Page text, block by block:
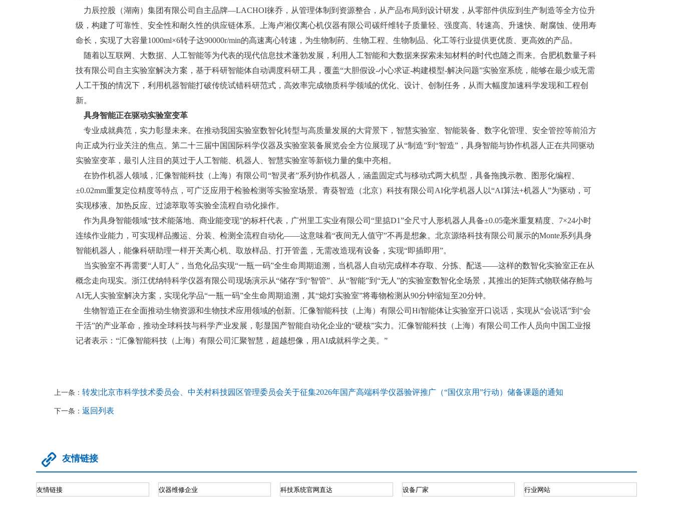
力辰控股（湖南）集团有限公司自主品牌—LACHOI徕乔，从管理体制到资源整合，从产品布局到设计研发，从零部件供应到生产制造等全方位升
级，构建了可靠性、安全性和耐久性的供应链体系。上海卢湘仪离心机仪器有限公司碳纤维转子质量轻、强度高、转速高、升速快、耐腐蚀、使用寿
命长，实现了大容量1000ml×6转子达90000r/min的高速离心转速，为生物制药、生物工程、生物制品、化工等行业提供更优质、更高效的产品。
随着以互联网、大数据、人工智能等为代表的现代信息技术蓬勃发展，利用人工智能和大数据来探索未知材料的时代也随之而来。合肥机数量子科
技有限公司自主实验室解决方案，基于科研智能体自动调度科研工具，覆盖“大胆假设-小心求证-构建模型-解决问题”实验室系统，能够在最少或无需
人工干预的情况下，利用机器智能打破传统试错科研范式，高效率完成物质科学领域的优化、设计、创制任务，从而大幅度加速科学发现和工程创
新。
具身智能正在驱动实验室变革
专业成就典范，实力彰显未来。在推动我国实验室数智化转型与高质量发展的大背景下，智慧实验室、智能装备、数字化管理、安全管控等前沿方
向正成为行业关注的焦点。第二十三届中国国际科学仪器及实验室装备展览会全方位展现了从“制造”到“智造”，具身智能与协作机器人正在共同驱动
实验室变革，最引人注目的莫过于人工智能、机器人、智慧实验室等新锐力量的集中亮相。
在协作机器人领域，汇像智能科技（上海）有限公司“智灵者”系列协作机器人，涵盖固定式与移动式两大机型，具备拖拽示教、图形化编程、
±0.02mm重复定位精度等特点，可广泛应用于检验检测等实验室场景。青葵智造（北京）科技有限公司AI化学机器人以“AI算法+机器人”为驱动，可
实现移液、加热反应、过滤萃取等实验全流程自动化操作。
作为具身智能领域“技术能落地、商业能变现”的标杆代表，广州里工实业有限公司“里掂D1”全尺寸人形机器人具备±0.05毫米重复精度、7×24小时
连续作业能力，可实现样品搬运、分装、检测全流程自动化——这意味着“夜间无人值守”不再是想象。北京源络科技有限公司展示的Monte系列具身
智能机器人，能像科研助理一样开关离心机、取放样品、打开管盖，无需改造现有设备，实现“即插即用”。
当实验室不再需要“人盯人”，当危化品实现“一瓶一码”全生命周期追溯，当机器人自动完成样本存取、分拣、配送——这样的数智化实验室正在从
概念走向现实。浙江优纳特科学仪器有限公司现场演示从“储存”到“智管”、从“智能”到“无人”的实验室数智化全场景，其推出的矩阵式物联储存舱与
AI无人实验室解决方案，实现化学品“一瓶一码”全生命周期追溯，其“熄灯实验室”将毒物检测从90分钟缩短至20分钟。
生物智造正在全面推动生物资源和生物技术应用领域的创新。汇像智能科技（上海）有限公司Hi智能体让实验室开口说话，实现从“会说话”到“会
干活”的产业革命，推动全球科技与科学产业发展，彰显国产智能自动化企业的“硬核”实力。汇像智能科技（上海）有限公司工作人员向中国工业报
记者表示：“汇像智能科技（上海）有限公司汇聚智慧，超越想像，用AI成就科学之美。”
上一条： 转发|北京市科学技术委员会、中关村科技园区管理委员会关于征集2026年国产高端科学仪器验评推广（“国仪京用”行动）储备课题的通知
下一条： 返回列表
 友情链接